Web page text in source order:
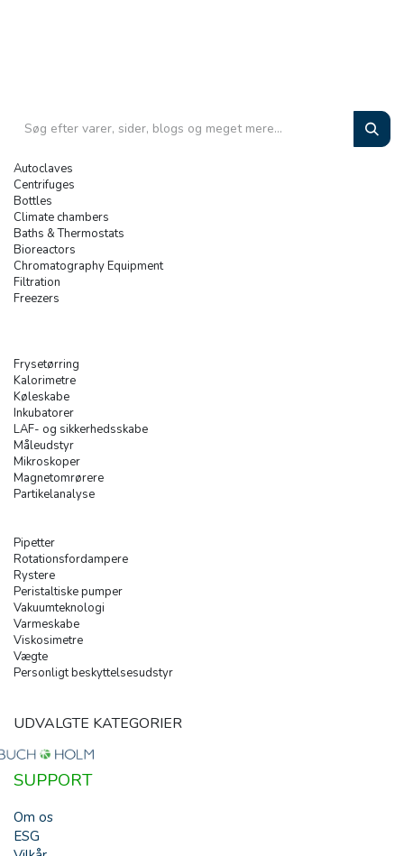
Autoclaves
Centrifuges
Bottles
Climate chambers
Baths & Thermostats
Bioreactors
Chromatography Equipment
Filtration
Freezers
Frysetørring
Kalorimetre
Køleskabe
Inkubatorer
LAF- og sikkerhedsskabe
Måleudstyr
Mikroskoper
Magnetomrørere
Partikelanalyse
Pipetter
Rotationsfordampere
Rystere
Peristaltiske pumper
Vakuumteknologi
Varmeskabe
Viskosimetre
Vægte
Personligt beskyttelsesudstyr
UDVALGTE KATEGORIER
SUPPORT
Om os
ESG